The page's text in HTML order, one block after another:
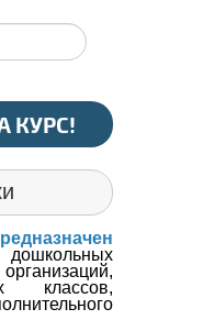
КУРС!
дошкольных
классов,